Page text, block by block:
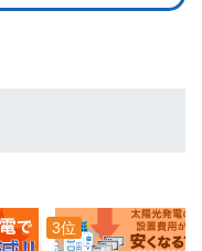
3位